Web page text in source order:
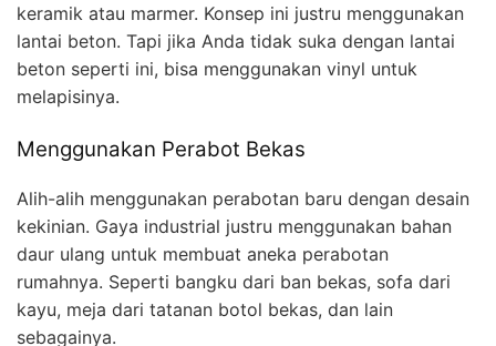
keramik atau marmer. Konsep ini justru menggunakan
lantai beton. Tapi jika Anda tidak suka dengan lantai
beton seperti ini, bisa menggunakan vinyl untuk
melapisinya.
Menggunakan Perabot Bekas
Alih-alih menggunakan perabotan baru dengan desain
kekinian. Gaya industrial justru menggunakan bahan
daur ulang untuk membuat aneka perabotan
rumahnya. Seperti bangku dari ban bekas, sofa dari
kayu, meja dari tatanan botol bekas, dan lain
sebagainya.